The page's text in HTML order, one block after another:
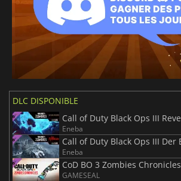
DLC DISPONIBLE
Eneba
Eneba
CoD BO 3 Zombies Chronicles
GAMESEAL